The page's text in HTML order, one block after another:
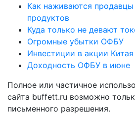
Как наживаются
продуктов
Куда только не девают
Огромные убытки ОФБУ
Инвестиции в акции Китая
Доходность ОФБУ в июне
Полное или частичное
сайта buffett.ru возможно
письменного разрешения.